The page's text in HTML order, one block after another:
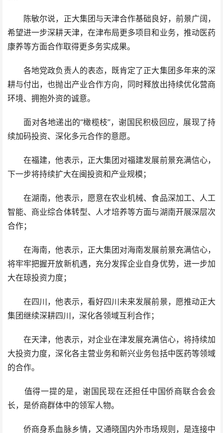
陈敏尔说，正大集团与天津合作基础良好，前景广阔，
希望进一步深耕天津，在津布局更多项目和业务，推动医药
康养等方面合作取得更多务实成果。
各地党政负责人的表态，既肯定了正大集团多年来的深
耕与付出，也抛出产业合作方向，同时释放出持续优化营商
环境、拥抱外资的诚意。
面对各地递出的“橄榄枝”，谢国民积极回应，展现了持
续加码投资、深化多元合作的意愿。
在福建，他表示，正大集团对福建发展前景充满信心，
下一步将持续扩大在闽投资和产业规模；
在湖南，他表示，愿意在农业机械、食品深加工、人工
智能、商业综合体转型、人才培养等方面与湖南开展深层次
合作；
在海南，他表示，正大集团对海南发展前景充满信心，
将牢牢把握开放新机遇，充分发挥企业自身优势，进一步加
大在琼投资力度；
在四川，他表示，看好四川未来发展前景，愿推动正大
集团继续深耕四川，深化各领域互利合作；
在天津，他表示，对企业在津发展充满信心，将持续加
大投资力度，深化各主营业务和新兴业务包括中医药等领域
的合作。
值得一提的是，谢国民现在还担任中国侨商联合会会
长，是侨商群体中的领军人物。
侨商身系血脉乡情，又通晓国内外市场规则，是连接中